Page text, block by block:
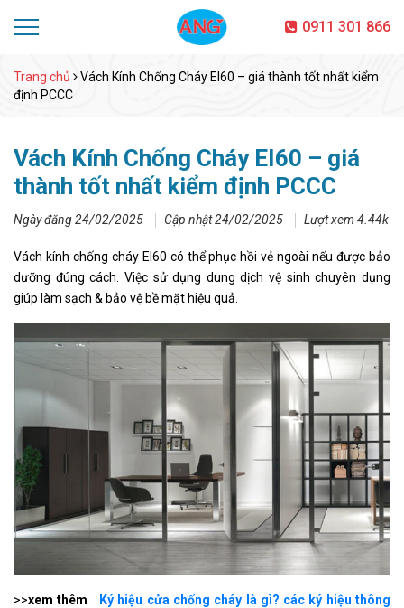
0911 301 866
Trang chủ
Vách Kính Chống Cháy EI60 – giá thành tốt nhất kiểm
định PCCC
Vách Kính Chống Cháy EI60 – giá
thành tốt nhất kiểm định PCCC
Ngày đăng 24/02/2025 Cập nhật 24/02/2025 Lượt xem 4.44k
Vách kính chống cháy EI60 có thể phục hồi vẻ ngoài nếu được bảo
dưỡng đúng cách. Việc sử dụng dung dịch vệ sinh chuyên dụng
giúp làm sạch & bảo vệ bề mặt hiệu quả.
>>xem thêm
Ký hiệu cửa chống cháy là gì? các ký hiệu thông